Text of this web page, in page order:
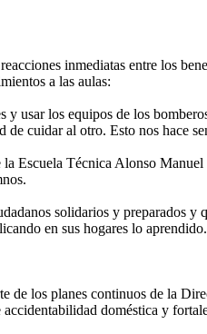
inmediatas entre los
a las aulas:
y usar los equipos de los
de cuidar al otro. Esto nos hace
la Escuela Técnica Alonso
solidarios y preparados y
en sus hogares lo aprendido.
de los planes continuos de la
doméstica y